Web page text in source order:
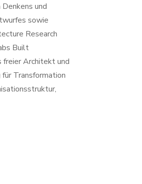
und
sowie
Research
Built
freier Architekt und
Transformation